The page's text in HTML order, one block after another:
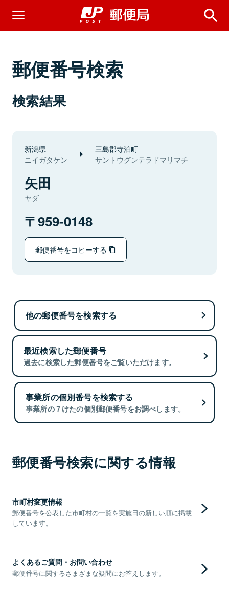
郵便番号検索
検索結果
新潟県
ニイガタケン
三島郡寺泊町
サントウグンテラドマリマチ
矢田
ヤダ
959-0148
郵便番号をコピーする
他の郵便番号を検索する
最近検索した郵便番号
過去に検索した郵便番号をご覧いただけます。
事業所の個別番号を検索する
事業所の７けたの個別郵便番号をお調べします。
郵便番号検索に関する情報
市町村変更情報
郵便番号を公表した市町村の一覧を実施日の新しい順に掲載
しています。
よくあるご質問・お問い合わせ
郵便番号に関するさまざまな疑問にお答えします。